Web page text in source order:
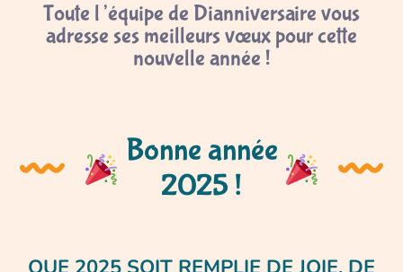
Toute l’équipe de Dianniversaire vous
adresse ses meilleurs vœux pour cette
nouvelle année !
Bonne année
2025 !